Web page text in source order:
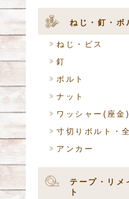
ねじ・釘・ボ
ねじ・ビス
釘
ボルト
ナット
ワッシャー(座金)
寸切りボルト・
アンカー
テープ・リメ
ト